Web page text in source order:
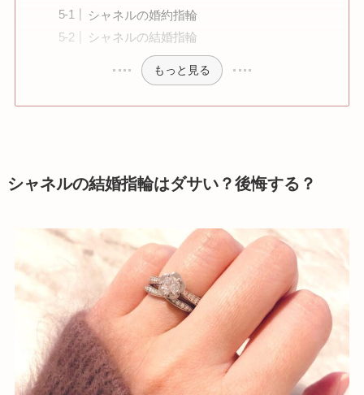
シャネルの婚約指輪
シャネルの結婚指輪
もっと見る
シャネルの結婚指輪はダサい？後悔する？